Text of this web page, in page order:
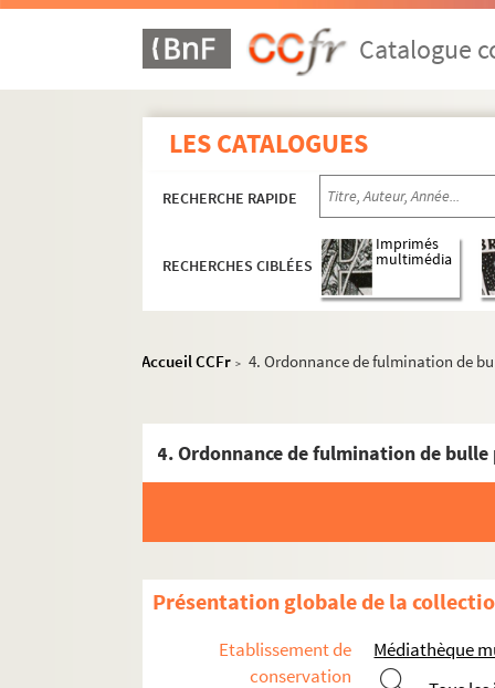
Catalogue
LES CATALOGUES
RECHERCHE RAPIDE
RECHERCHES CIBLÉES
Imprimés
multimédia
Accueil CCFr > 4. Ordonnance de fulmination de
Présentation globale de la
Etablissement de
conservation
Médiathèque